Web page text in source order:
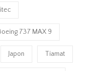
737 MAX 9
Japon Tiamat